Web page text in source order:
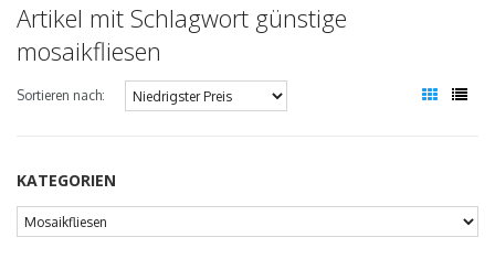
Artikel mit Schlagwort günstige
mosaikfliesen
Sortieren nach:
KATEGORIEN